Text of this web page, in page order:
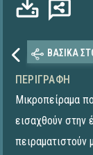
ΒΑΣΙΚΑ
ΠΕΡΙΓΡΑΦΉ
Μικροπείραμα
εισαχθούν στην
πειραματιστούν